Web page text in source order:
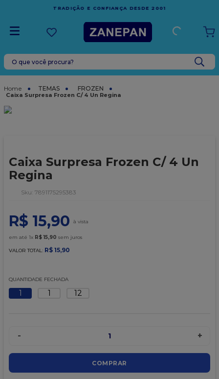
FRETE GRÁTIS
ESPÍRITO SANTO
O que você procura?
TEMAS FROZEN
Caixa Surpresa Frozen C/ 4 Un Regina
Caixa Surpresa Frozen C/ 4 Un
Regina
: 7891175295383
R$ 15,90
em até 1x R$ 15,90 sem juros
VALOR TOTAL: R$ 15,90
QUANTIDADE FECHADA
1 1 12
- 1 +
COMPRAR
TERMOS MAIS BUSCADOS
caixa
6
sacola
9º
caixa kraft
10º chocolate